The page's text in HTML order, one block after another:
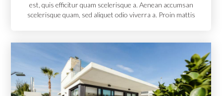
est, quis efficitur quam scelerisque a. Aenean accumsan
scelerisque quam, sed aliquet odio viverra a. Proin mattis